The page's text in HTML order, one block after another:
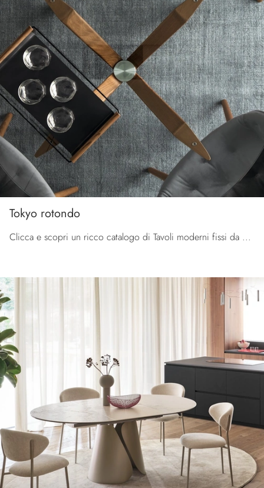
Tokyo rotondo
Clicca e scopri un ricco catalogo di Tavoli moderni fissi da pranzo! Il modello Tokyo rotondo di Calligaris ti sta aspettando.